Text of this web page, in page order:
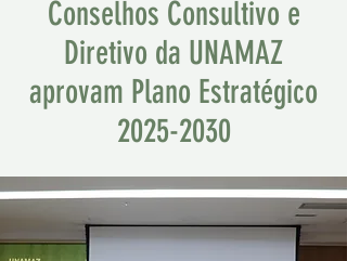
Conselhos Consultivo e
Diretivo da UNAMAZ
aprovam Plano Estratégico
2025-2030